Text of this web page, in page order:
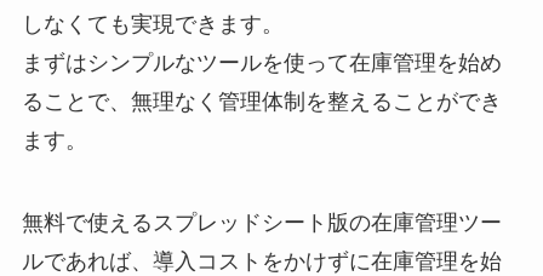
しなくても実現できます。
まずはシンプルなツールを使って在庫管理を始め
ることで、無理なく管理体制を整えることができ
ます。
無料で使えるスプレッドシート版の在庫管理ツー
ルであれば、導入コストをかけずに在庫管理を始